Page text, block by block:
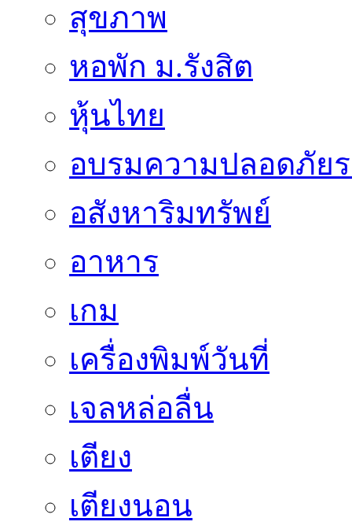
สุขภาพ
หอพัก ม.รังสิต
หุ้นไทย
อบรมความปลอดภัย
อสังหาริมทรัพย์
อาหาร
เกม
เครื่องพิมพ์วันที่
เจลหล่อลื่น
เตียง
เตียงนอน